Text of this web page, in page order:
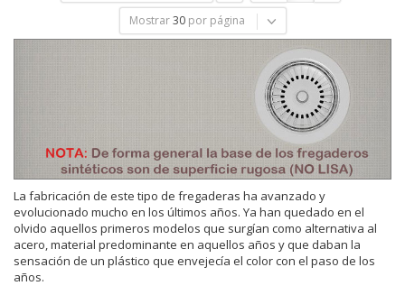
Mostrar 30 por página
La fabricación de este tipo de fregaderas ha avanzado y
evolucionado mucho en los últimos años. Ya han quedado en el
olvido aquellos primeros modelos que surgían como alternativa al
acero, material predominante en aquellos años y que daban la
sensación de un plástico que envejecía el color con el paso de los
años.